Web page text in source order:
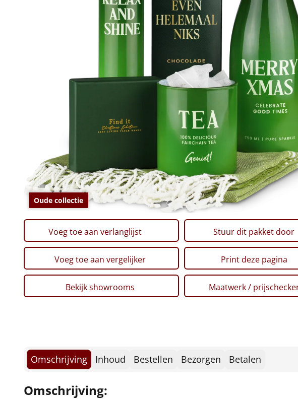
Oude collectie
Voeg toe aan verlanglijst Stuur dit pakket door
Voeg toe aan vergelijker Print deze pagina
Bekijk showrooms Maatwerk /
Omschrijving Inhoud Bestellen Bezorgen Betalen
Omschrijving: